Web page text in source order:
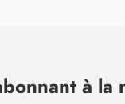
à la